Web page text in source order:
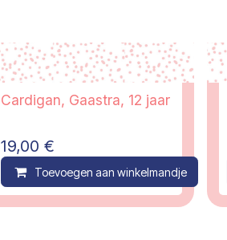
Cardigan, Gaastra, 12 jaar
19,00 €
Toevoegen aan winkelmandje